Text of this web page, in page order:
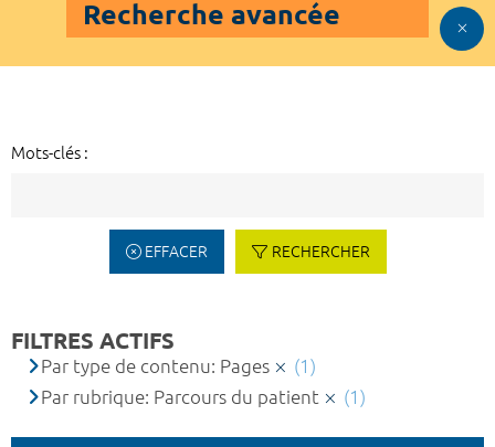
Recherche avancée
Mots-clés :
EFFACER RECHERCHER
FILTRES ACTIFS
Par type de contenu: Pages
(1)
Par rubrique: Parcours du patient
(1)